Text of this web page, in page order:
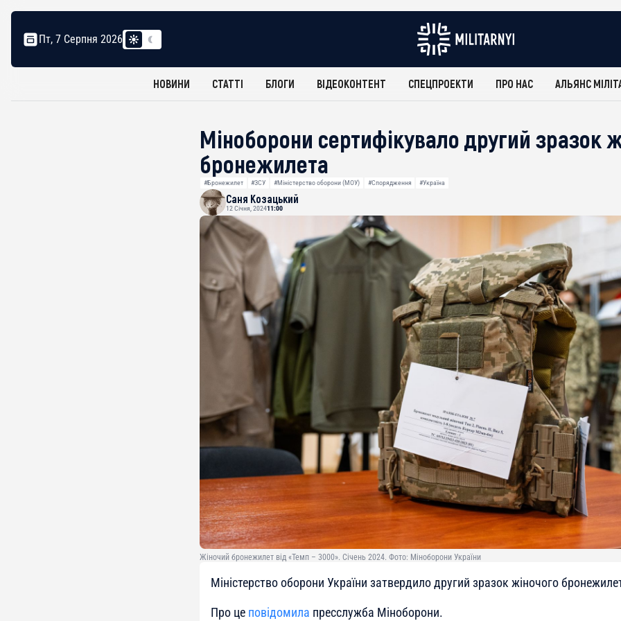
Пт, 7 Серпня 2026
НОВИНИ СТАТТІ БЛОГИ ВІДЕОКОНТЕНТ СПЕЦПРОЕКТИ ПРО НАС АЛЬЯНС
Міноборони сертифікувало другий зразок
бронежилета
#Бронежилет #ЗСУ #Міністерство оборони (МОУ) #Спорядження #Україна
Саня Козацький
12 Січня, 202411:00
Жіночий бронежилет від «Темп – 3000». Січень 2024. Фото: Міноборони України
Міністерство оборони України затвердило другий зразок жіночого
Про це повідомила пресслужба Міноборони.